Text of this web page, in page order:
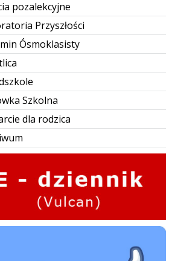
pozalekcyjne
Przyszłości
Ósmoklasisty
Szkolna
dla rodzica